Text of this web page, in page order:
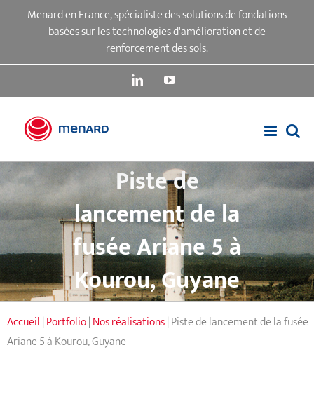
PasserMenard en France, spécialiste des solutions de fondations
basées sur les technologies d'amélioration et de
renforcement des sols.
LinkedInYouTube
Piste de
lancement de la
fusée Ariane 5 à
Kourou, Guyane
Accueil|Portfolio|Nos réalisations|Piste de lancement de la fusée
Ariane 5 à Kourou, Guyane